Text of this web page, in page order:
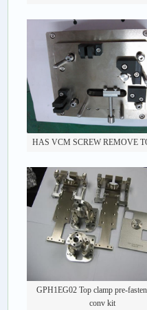
HAS VCM SCREW REMOVE
GPH1EG02 Top clamp pre-
conv kit